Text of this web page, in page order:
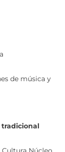
de música y
tradicional